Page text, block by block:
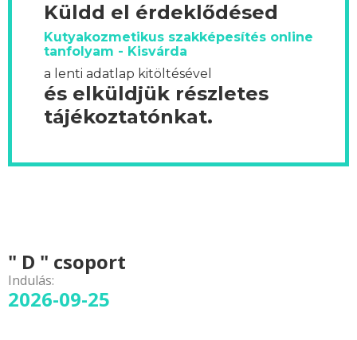
Küldd el érdeklődésed
Kutyakozmetikus szakképesítés online
tanfolyam - Kisvárda
a lenti adatlap kitöltésével
és elküldjük részletes
tájékoztatónkat.
" D " csoport
Indulás:
2026-09-25